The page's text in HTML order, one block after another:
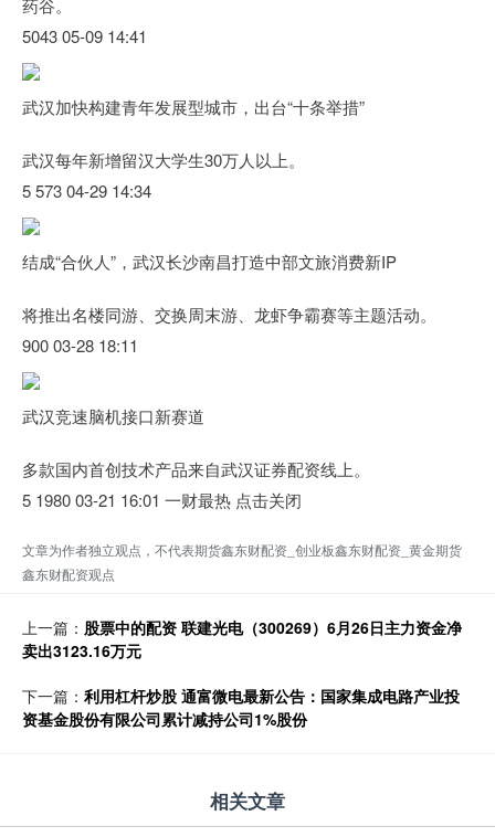
药谷。
5043 05-09 14:41
武汉加快构建青年发展型城市，出台“十条举措”
武汉每年新增留汉大学生30万人以上。
5 573 04-29 14:34
结成“合伙人”，武汉长沙南昌打造中部文旅消费新IP
将推出名楼同游、交换周末游、龙虾争霸赛等主题活动。
900 03-28 18:11
武汉竞速脑机接口新赛道
多款国内首创技术产品来自武汉证券配资线上。
5 1980 03-21 16:01 一财最热 点击关闭
文章为作者独立观点，不代表期货鑫东财配资_创业板鑫东财配资_黄金期货
鑫东财配资观点
上一篇： 股票中的配资 联建光电（300269）6月26日主力资金净
卖出3123.16万元
下一篇： 利用杠杆炒股 通富微电最新公告：国家集成电路产业投
资基金股份有限公司累计减持公司1%股份
相关文章